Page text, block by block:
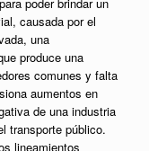
causada por el
una
produce una
comunes y falta
aumentos en
de una industria
transporte público.
lineamientos